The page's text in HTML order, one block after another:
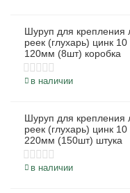
Шуруп для крепления
реек (глухарь) цинк 10
120мм (8шт) коробка
в наличии
Шуруп для крепления
реек (глухарь) цинк 10
220мм (150шт) штука
в наличии